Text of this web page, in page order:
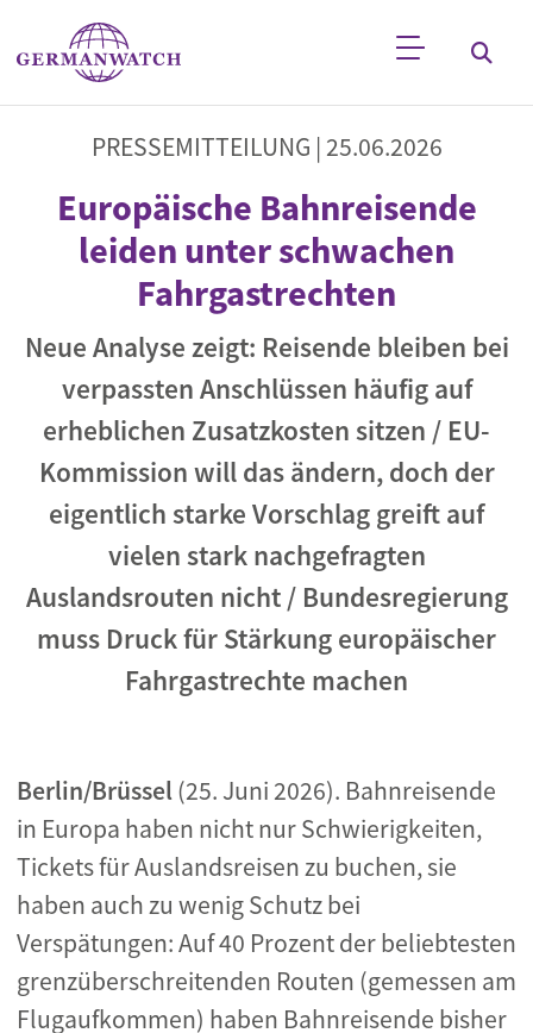
Direkt zum Inhalt
Stichwortsuche
PRESSEMITTEILUNG | 25.06.2026
Europäische Bahnreisende
leiden unter schwachen
Fahrgastrechten
Neue Analyse zeigt: Reisende bleiben bei
verpassten Anschlüssen häufig auf
erheblichen Zusatzkosten sitzen / EU-
Kommission will das ändern, doch der
eigentlich starke Vorschlag greift auf
vielen stark nachgefragten
Auslandsrouten nicht / Bundesregierung
muss Druck für Stärkung europäischer
Fahrgastrechte machen
Berlin/Brüssel(25. Juni 2026). Bahnreisende
in Europa haben nicht nur Schwierigkeiten,
Tickets für Auslandsreisen zu buchen, sie
haben auch zu wenig Schutz bei
Verspätungen: Auf 40 Prozent der beliebtesten
grenzüberschreitenden Routen (gemessen am
Flugaufkommen) haben Bahnreisende bisher